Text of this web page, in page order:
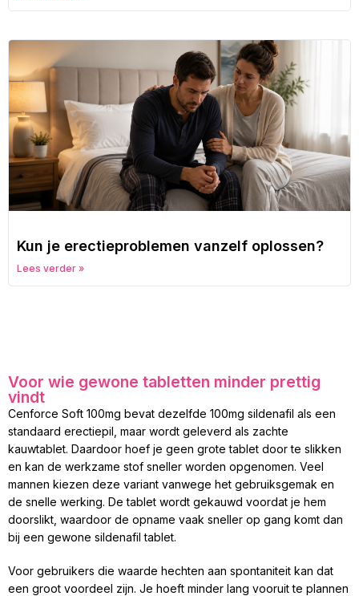
Kun je erectieproblemen vanzelf oplossen?
Lees verder »
Voor wie gewone tabletten minder prettig
vindt
Cenforce Soft 100mg bevat dezelfde 100mg sildenafil als een
standaard erectiepil, maar wordt geleverd als zachte
kauwtablet. Daardoor hoef je geen grote tablet door te slikken
en kan de werkzame stof sneller worden opgenomen. Veel
mannen kiezen deze variant vanwege het gebruiksgemak en
de snelle werking. De tablet wordt gekauwd voordat je hem
doorslikt, waardoor de opname vaak sneller op gang komt dan
bij een gewone sildenafil tablet.
Voor gebruikers die waarde hechten aan spontaniteit kan dat
een groot voordeel zijn. Je hoeft minder lang vooruit te plannen